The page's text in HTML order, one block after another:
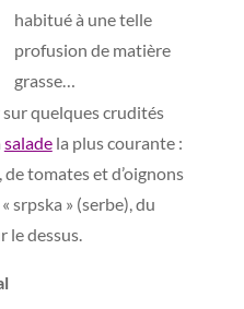
habitué à une telle
profusion de matière
grasse…
quelques crudités
saladela plus courante :
tomates et d’oignons
srpska » (serbe), du
le dessus.